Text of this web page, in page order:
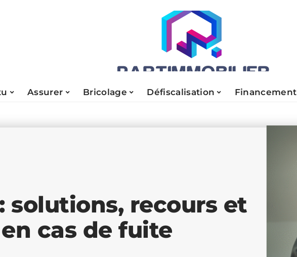
Assurer Bricolage Défiscalisation Financement
solutions, recours et
cas de fuite